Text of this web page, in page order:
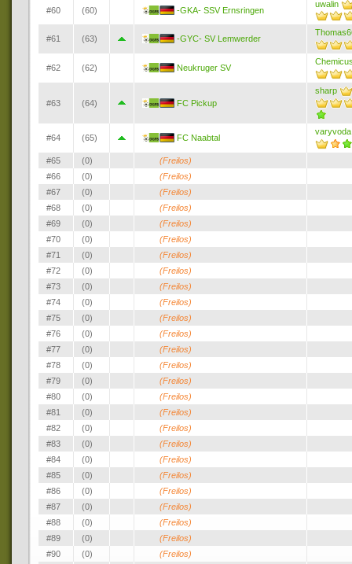
#60 (60) -GKA- SSV Ernsringen
uwalin
#61 (63) -GYC- SV Lemwerder
#62 (62) Neukruger SV
#63 (64) FC Pickup
sharp
#64 (65) FC Naabtal
varyvoda
#65 (0)
(Freilos)
#66
(0)
(Freilos)
#67
(0)
(Freilos)
#68
(0)
(Freilos)
#69
(0)
(Freilos)
#70
(0)
(Freilos)
#71
(0)
(Freilos)
#72
(0)
(Freilos)
#73
(0)
(Freilos)
#74
(0)
(Freilos)
#75
(0)
(Freilos)
#76
(0)
(Freilos)
#77
(0)
(Freilos)
#78
(0)
(Freilos)
#79
(0)
(Freilos)
#80
(0)
(Freilos)
#81
(0)
(Freilos)
#82
(0)
(Freilos)
#83
(0)
(Freilos)
#84
(0)
(Freilos)
#85
(0)
(Freilos)
#86
(0)
(Freilos)
#87
(0)
(Freilos)
#88
(0)
(Freilos)
#89
(0)
(Freilos)
#90
(0)
(Freilos)